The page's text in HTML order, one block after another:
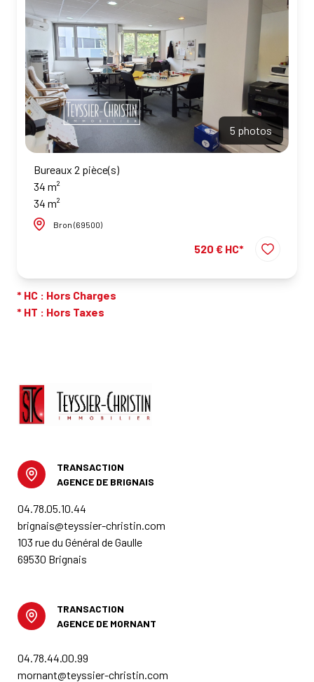
5 photos
Bureaux 2 pièce(s)
34 m²
34 m²
Bron (69500)
520 € HC*
* HC : Hors Charges
* HT : Hors Taxes
TRANSACTION
AGENCE DE BRIGNAIS
04.78.05.10.44
brignais@teyssier-christin.com
103 rue du Général de Gaulle
69530 Brignais
TRANSACTION
AGENCE DE MORNANT
04.78.44.00.99
mornant@teyssier-christin.com